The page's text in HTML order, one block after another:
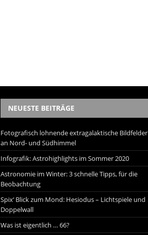
NEUESTE BEITRÄGE
Fotografisch lohnende extragalaktische Bildfelder
an Nord- und Südhimmel
Infografik: Astrohighlights im Sommer 2020
Astronomie im Winter: 3 schnelle Tipps, für die
Beobachtung
Spix‘ Blick zum Mond: Hesiodus – Lichtspiele und
Doppelwall
Was ist eigentlich … 66?